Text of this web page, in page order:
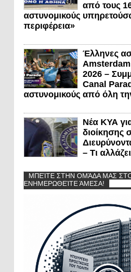
από τους
αστυνομικούς
περιφέρεια»
Έλληνες
2026 –
Canal
αστυνομικούς από όλη
Νέα ΚΥΑ
διοίκησης
– Τι αλλάζει
ΜΠΕΊΤΕ ΣΤΗΝ ΟΜΆΔΑ ΜΑΣ ΣΤΟ
ΕΝΗΜΕΡΩΘΕΊΤΕ ΆΜΕΣΑ!